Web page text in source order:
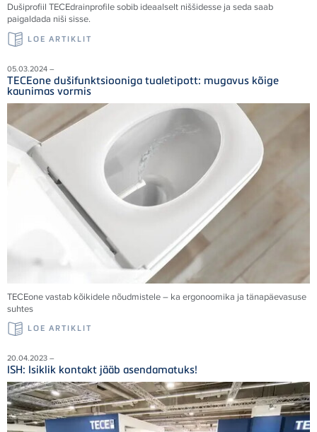
Dušiprofiil TECEdrainprofile sobib ideaalselt niššidesse ja seda saab
paigaldada niši sisse.
LOE ARTIKLIT
05.03.2024 –
TECEone dušifunktsiooniga tualetipott: mugavus kõige
kaunimas vormis
TECEone vastab kõikidele nõudmistele – ka ergonoomika ja tänapäevasuse
suhtes
LOE ARTIKLIT
20.04.2023 –
ISH: Isiklik kontakt jääb asendamatuks!